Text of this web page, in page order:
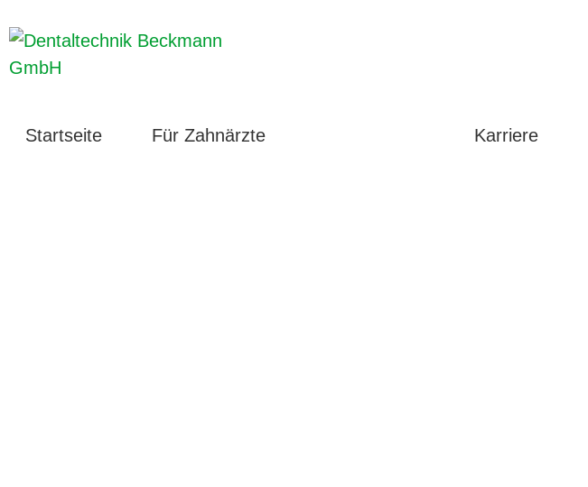
Startseite Für Zahnärzte Karriere